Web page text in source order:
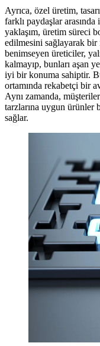
Ayrıca, özel üretim,
farklı paydaşlar
yaklaşım, üretim süreci
edilmesini sağlayarak
benimseyen üreticiler,
kalmayıp, bunları aşan
iyi bir konuma sahiptir.
ortamında rekabetçi bir
Aynı zamanda,
tarzlarına uygun ürünler
sağlar.